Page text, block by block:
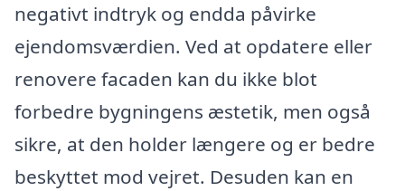
negativt indtryk og endda påvirke
ejendomsværdien. Ved at opdatere eller
renovere facaden kan du ikke blot
forbedre bygningens æstetik, men også
sikre, at den holder længere og er bedre
beskyttet mod vejret. Desuden kan en